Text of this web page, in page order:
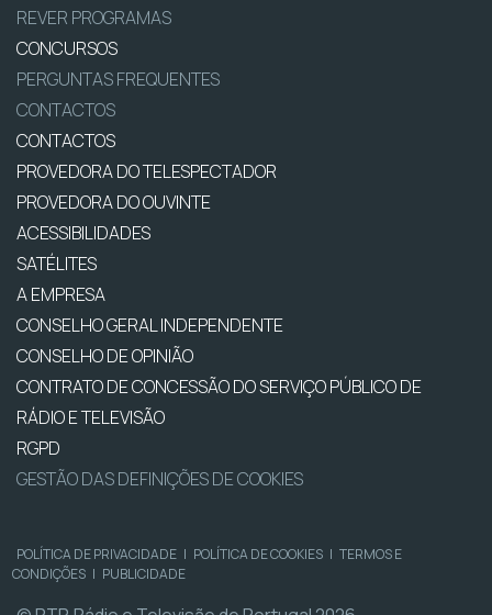
REVER PROGRAMAS
CONCURSOS
PERGUNTAS FREQUENTES
CONTACTOS
CONTACTOS
PROVEDORA DO TELESPECTADOR
PROVEDORA DO OUVINTE
ACESSIBILIDADES
SATÉLITES
A EMPRESA
CONSELHO GERAL INDEPENDENTE
CONSELHO DE OPINIÃO
CONTRATO DE CONCESSÃO DO SERVIÇO PÚBLICO DE
RÁDIO E TELEVISÃO
RGPD
GESTÃO DAS DEFINIÇÕES DE COOKIES
POLÍTICA DE PRIVACIDADE | POLÍTICA DE COOKIES | TERMOS E
CONDIÇÕES | PUBLICIDADE